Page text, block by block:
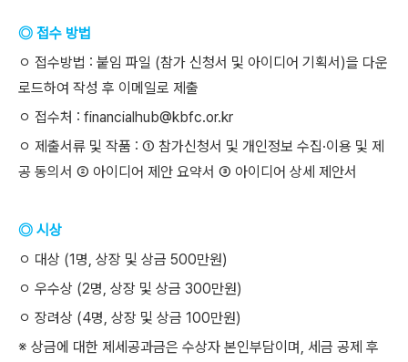
◎ 접수 방법
ㅇ 접수방법 : 붙임 파일 (참가 신청서 및 아이디어 기획서)을 다운
로드하여 작성 후 이메일로 제출
ㅇ 접수처 : financialhub@kbfc.or.kr
ㅇ 제출서류 및 작품 : ① 참가신청서 및 개인정보 수집·이용 및 제
공 동의서 ② 아이디어 제안 요약서 ③ 아이디어 상세 제안서
◎ 시상
ㅇ 대상 (1명, 상장 및 상금 500만원)
ㅇ 우수상 (2명, 상장 및 상금 300만원)
ㅇ 장려상 (4명, 상장 및 상금 100만원)
※ 상금에 대한 제세공과금은 수상자 본인부담이며, 세금 공제 후